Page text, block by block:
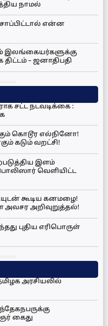
நாமல்
என்ன
இலங்கையர்களுக்கு
– ஜனாதிபதி
சட்ட நடவடிக்கை :
கொடூர எல்நினோ!
கடும் வறட்சி!
இளம்
வெளியிட்ட
கூடிய கனமழை!
அவசர அறிவுறுத்தல்!
புதிய எரிபொருள்
அரசியலில்
கைது